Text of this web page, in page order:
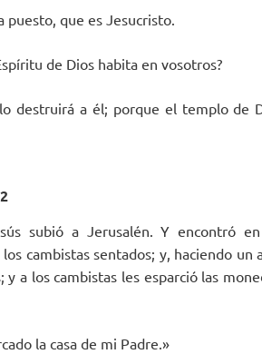
que es Jesucristo.
de Dios habita en vosotros?
destruirá a él; porque el templo de
subió a Jerusalén. Y encontró
cambistas sentados; y, haciendo un
a los cambistas les esparció las
la casa de mi Padre.»